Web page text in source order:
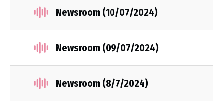
Newsroom (10/07/2024)
Newsroom (09/07/2024)
Newsroom (8/7/2024)